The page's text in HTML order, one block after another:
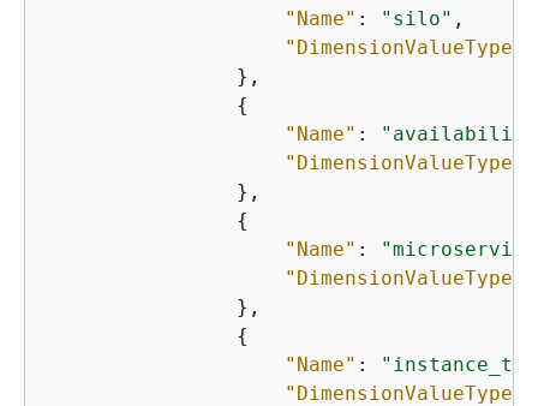
"Name" : "silo" ,
"DimensionValueType"
                },
{
"Name" :
"DimensionValueType"
                },
{
"Name" :
"DimensionValueType"
                },
{
"Name" :
"DimensionValueType"